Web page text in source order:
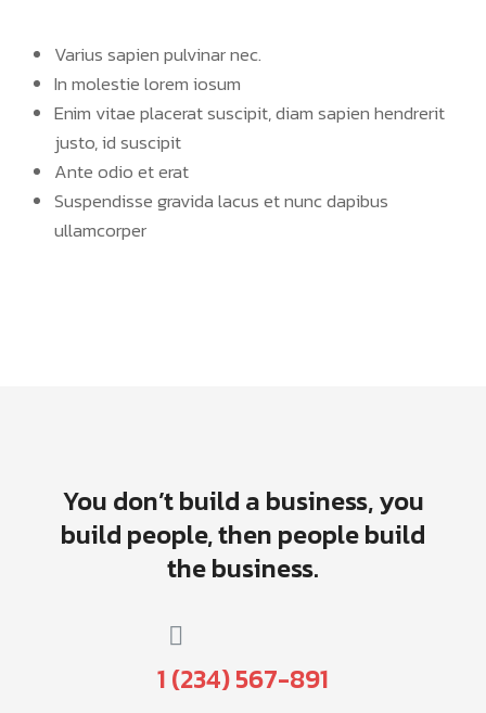
Varius sapien pulvinar nec.
In molestie lorem iosum
Enim vitae placerat suscipit, diam sapien hendrerit
justo, id suscipit
Ante odio et erat
Suspendisse gravida lacus et nunc dapibus
ullamcorper
You don’t build a business, you
build people, then people build
the business.
1 (234) 567-891